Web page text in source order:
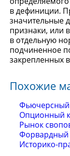
в дефиниции.
значительные
признаки, или
в отдельную
подчиненное
закрепленных
Похожие
Фьючерсный
Опционный
Рынок
Форвардный
Историко-